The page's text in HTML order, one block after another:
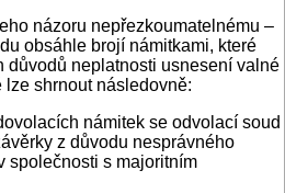
názoru nepřezkoumatelnému –
obsáhle brojí námitkami, které
důvodů neplatnosti usnesení valné
lze shrnout následovně:
námitek se odvolací soud
z důvodu nesprávného
společnosti s majoritním